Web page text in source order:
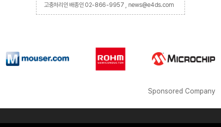
고충처리인 배종인 02-866-9957 , news@e4ds.com
Sponsored Company